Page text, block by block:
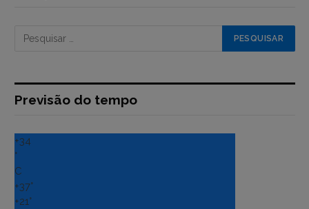
Previsão do tempo
+34
°
C
+37°
+21°